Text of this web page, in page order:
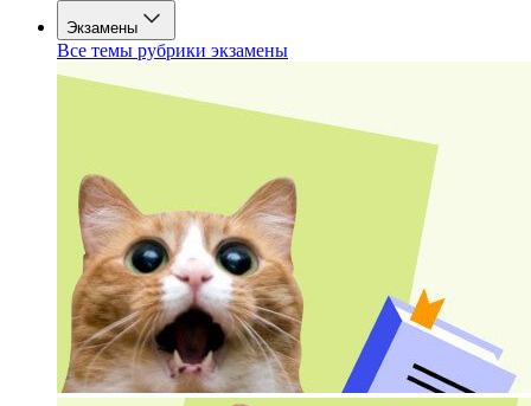
Экзамены
Все темы рубрики экзамены